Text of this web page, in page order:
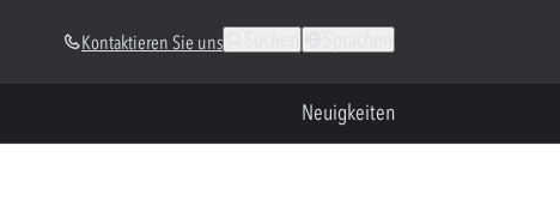
Kontaktieren Sie uns
Neuigkeiten